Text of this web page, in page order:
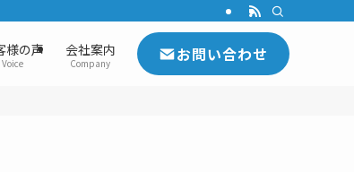
様の声
Voice
会社案内
Company お問い合わせ